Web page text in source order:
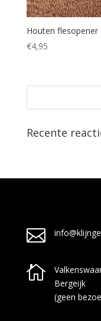
Houten
€4,95
Recente


Bergeijk
(geen